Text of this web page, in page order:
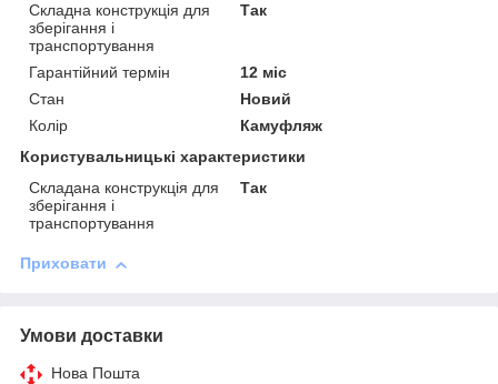
Складна конструкція для
зберігання і
транспортування
Так
Гарантійний термін
12 міс
Стан
Новий
Колір
Камуфляж
Користувальницькі характеристики
Складана конструкція для
зберігання і
транспортування
Так
Приховати
Умови доставки
Нова Пошта